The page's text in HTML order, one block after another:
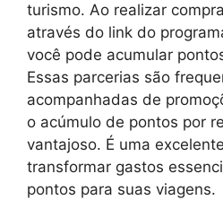
turismo. Ao realizar
através do link do
você pode acumular
Essas parcerias são
acompanhadas de
o acúmulo de pontos por
vantajoso. É uma
transformar gastos
pontos para suas viagens.